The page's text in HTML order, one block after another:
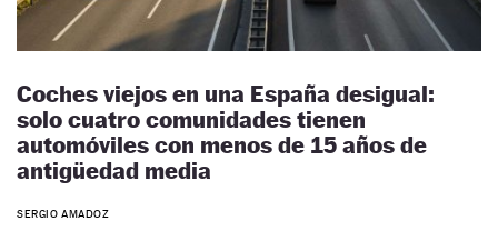
Coches viejos en una España desigual:
solo cuatro comunidades tienen
automóviles con menos de 15 años de
antigüedad media
SERGIO AMADOZ